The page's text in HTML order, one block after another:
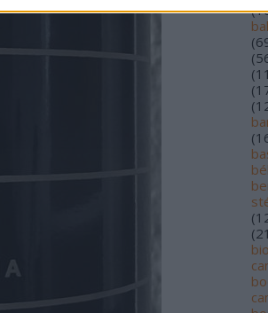
(
(
(
(
(
(
(
(
(21